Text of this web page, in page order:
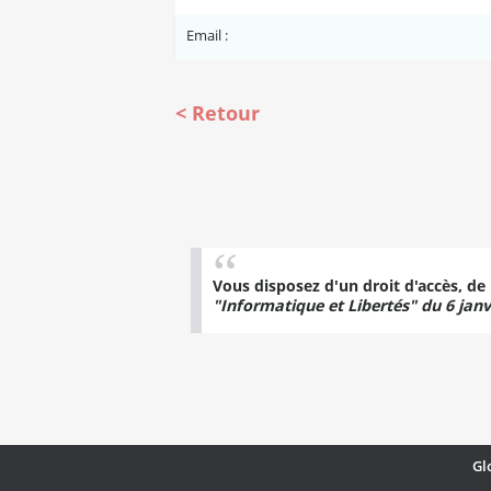
Email :
Retour
Vous disposez d'un droit d'accès,
"Informatique et Libertés" du 6